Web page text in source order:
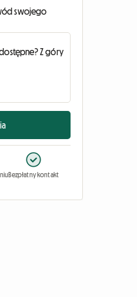
swojego
Bezpłatny kontakt